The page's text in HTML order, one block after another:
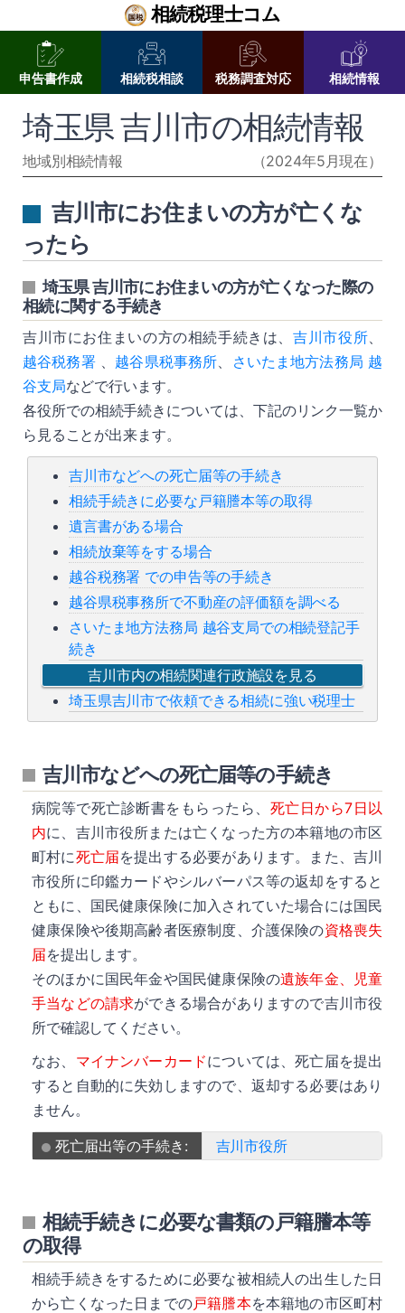
相続税理士コム
申告書作成 相続税相談 税務調査対応 相続情報
埼玉県 吉川市の相続情報
地域別相続情報 （2024年5月現在）
吉川市にお住まいの方が亡くな
ったら
埼玉県 吉川市にお住まいの方が亡くなった際の
相続に関する手続き
吉川市にお住まいの方の相続手続きは、吉川市役所
越谷税務署、 越谷県税事務所
さいたま地方法務局 越
谷支局などで行います。
各役所での相続手続きについては、下記のリンク一覧か
ら見ることが出来ます。
吉川市などへの死亡届等の手続き
相続手続きに必要な戸籍謄本等の取得
遺言書がある場合
相続放棄等をする場合
越谷税務署 での申告等の手続き
越谷県税事務所で不動産の評価額を調べる
さいたま地方法務局 越谷支局での相続登記手
続き
吉川市内の相続関連行政施設を見る
埼玉県吉川市で依頼できる相続に強い税理士
吉川市などへの死亡届等の手続き
病院等で死亡診断書をもらったら、 死亡日から7日以
内に、吉川市役所または亡くなった方の本籍地の市区
町村に死亡届を提出する必要があります。また、吉川
市役所に印鑑カードやシルバーパス等の返却をすると
ともに、国民健康保険に加入されていた場合には国民
健康保険や後期高齢者医療制度、介護保険の資格喪失
届を提出します。
そのほかに国民年金や国民健康保険の遺族年金、児童
手当などの請求ができる場合がありますので吉川市役
所で確認してください。
なお、 マイナンバーカードについては、死亡届を提出
すると自動的に失効しますので、返却する必要はあり
ません。
死亡届出等の手続き:
吉川市役所
相続手続きに必要な書類の戸籍謄本等
の取得
相続手続きをするために必要な被相続人の出生した日
から亡くなった日までの戸籍謄本を本籍地の市区町村